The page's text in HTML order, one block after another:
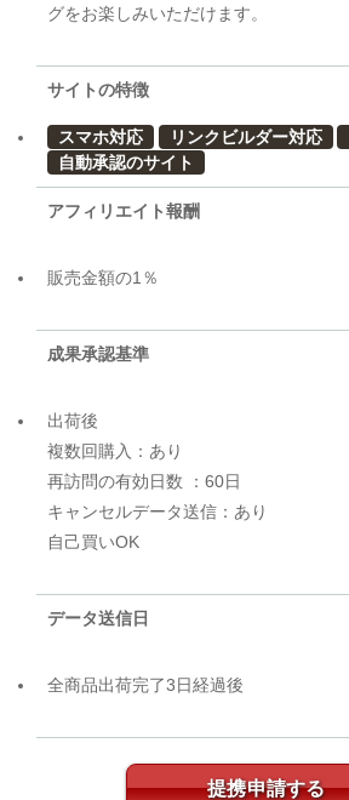
グをお楽しみいただけます。
サイトの特徴
スマホ対応 リンクビルダー対応
自動承認のサイト
アフィリエイト報酬
販売金額の1％
成果承認基準
出荷後
複数回購入：あり
再訪問の有効日数 ：60日
キャンセルデータ送信：あり
自己買いOK
データ送信日
全商品出荷完了3日経過後
提携申請する